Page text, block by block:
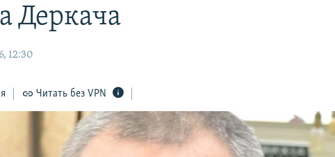
Деркача
12:30
Читать без VPN